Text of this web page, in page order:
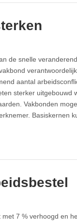
de snelle
aantal
sterker uitgebouwd
Vakbonden
Basiskernen
7 % verhoogd en